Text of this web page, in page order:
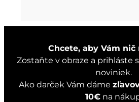
Chcete, aby Vám nič
Zostaňte v obraze a prihláste
noviniek.
Ako darček Vám dáme
10€na